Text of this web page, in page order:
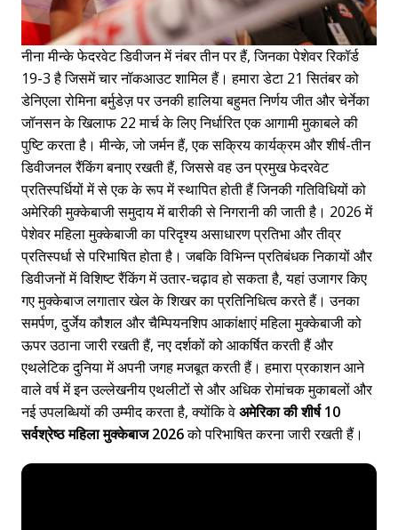
नीना मीन्के फेदरवेट डिवीजन में नंबर तीन पर हैं, जिनका पेशेवर रिकॉर्ड
19-3 है जिसमें चार नॉकआउट शामिल हैं। हमारा डेटा 21 सितंबर को
डेनिएला रोमिना बर्मुडेज़ पर उनकी हालिया बहुमत निर्णय जीत और चेर्नेका
जॉनसन के खिलाफ 22 मार्च के लिए निर्धारित एक आगामी मुकाबले की
पुष्टि करता है। मीन्के, जो जर्मन हैं, एक सक्रिय कार्यक्रम और शीर्ष-तीन
डिवीजनल रैंकिंग बनाए रखती हैं, जिससे वह उन प्रमुख फेदरवेट
प्रतिस्पर्धियों में से एक के रूप में स्थापित होती हैं जिनकी गतिविधियों को
अमेरिकी मुक्केबाजी समुदाय में बारीकी से निगरानी की जाती है। 2026 में
पेशेवर महिला मुक्केबाजी का परिदृश्य असाधारण प्रतिभा और तीव्र
प्रतिस्पर्धा से परिभाषित होता है। जबकि विभिन्न प्रतिबंधक निकायों और
डिवीजनों में विशिष्ट रैंकिंग में उतार-चढ़ाव हो सकता है, यहां उजागर किए
गए मुक्केबाज लगातार खेल के शिखर का प्रतिनिधित्व करते हैं। उनका
समर्पण, दुर्जेय कौशल और चैम्पियनशिप आकांक्षाएं महिला मुक्केबाजी को
ऊपर उठाना जारी रखती हैं, नए दर्शकों को आकर्षित करती हैं और
एथलेटिक दुनिया में अपनी जगह मजबूत करती हैं। हमारा प्रकाशन आने
वाले वर्ष में इन उल्लेखनीय एथलीटों से और अधिक रोमांचक मुकाबलों और
नई उपलब्धियों की उम्मीद करता है, क्योंकि वेअमेरिका की शीर्ष 10
सर्वश्रेष्ठ महिला मुक्केबाज 2026को परिभाषित करना जारी रखती हैं।